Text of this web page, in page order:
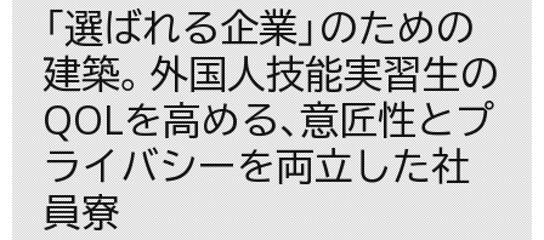
「選ばれる企業」のための
建築。外国人技能実習生の
QOLを高める、意匠性とプ
ライバシーを両立した社
員寮